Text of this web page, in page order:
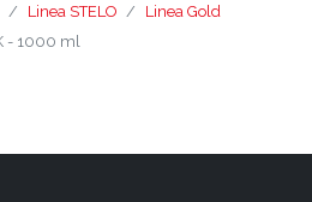
Linea STELO
Linea Gold
- 1000 ml